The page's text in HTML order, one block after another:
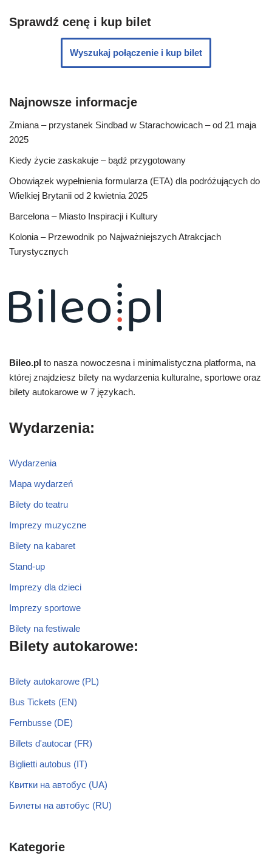
Sprawdź cenę i kup bilet
Wyszukaj połączenie i kup bilet
Najnowsze informacje
Zmiana – przystanek Sindbad w Starachowicach – od 21 maja
2025
Kiedy życie zaskakuje – bądź przygotowany
Obowiązek wypełnienia formularza (ETA) dla podróżujących do
Wielkiej Brytanii od 2 kwietnia 2025
Barcelona – Miasto Inspiracji i Kultury
Kolonia – Przewodnik po Najważniejszych Atrakcjach
Turystycznych
Bileo.pl to nasza nowoczesna i minimalistyczna platforma, na
której znajdziesz bilety na wydarzenia kulturalne, sportowe oraz
bilety autokarowe w 7 językach.
Wydarzenia:
Wydarzenia
Mapa wydarzeń
Bilety do teatru
Imprezy muzyczne
Bilety na kabaret
Stand-up
Imprezy dla dzieci
Imprezy sportowe
Bilety na festiwale
Bilety autokarowe:
Bilety autokarowe (PL)
Bus Tickets (EN)
Fernbusse (DE)
Billets d'autocar (FR)
Biglietti autobus (IT)
Квитки на автобус (UA)
Билеты на автобус (RU)
Kategorie